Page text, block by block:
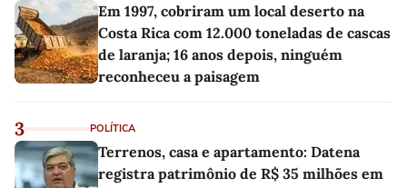
Em 1997, cobriram um local deserto na
Costa Rica com 12.000 toneladas de cascas
de laranja; 16 anos depois, ninguém
reconheceu a paisagem
3 POLÍTICA
Terrenos, casa e apartamento: Datena
registra patrimônio de R$ 35 milhões em